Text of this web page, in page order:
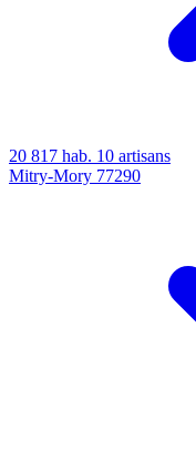
20 817 hab. 10 artisans
Mitry-Mory 77290